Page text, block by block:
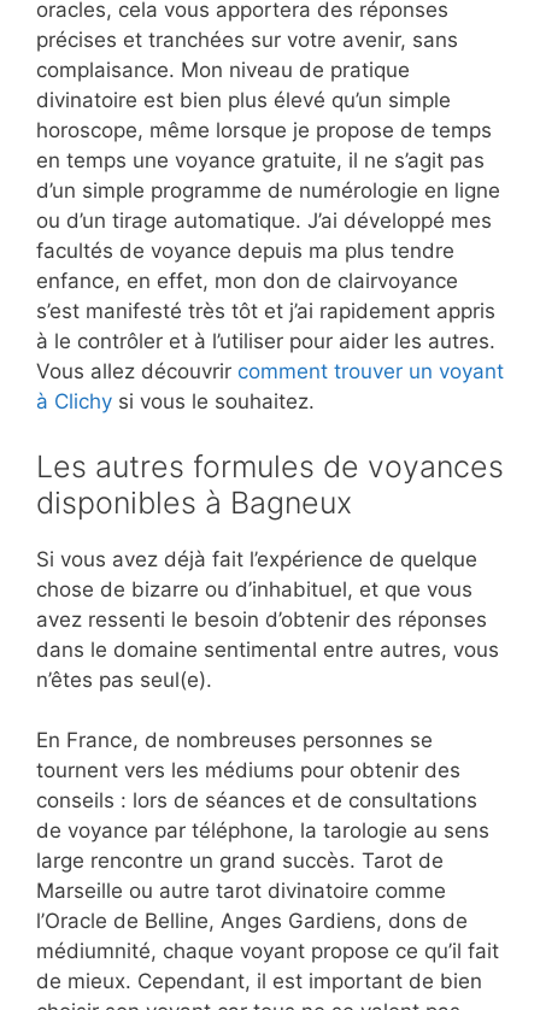
oracles, cela vous apportera des réponses
précises et tranchées sur votre avenir, sans
complaisance. Mon niveau de pratique
divinatoire est bien plus élevé qu’un simple
horoscope, même lorsque je propose de temps
en temps une voyance gratuite, il ne s’agit pas
d’un simple programme de numérologie en ligne
ou d’un tirage automatique. J’ai développé mes
facultés de voyance depuis ma plus tendre
enfance, en effet, mon don de clairvoyance
s’est manifesté très tôt et j’ai rapidement appris
à le contrôler et à l’utiliser pour aider les autres.
Vous allez découvrir comment trouver un voyant
à Clichy si vous le souhaitez.
Les autres formules de voyances
disponibles à Bagneux
Si vous avez déjà fait l’expérience de quelque
chose de bizarre ou d’inhabituel, et que vous
avez ressenti le besoin d’obtenir des réponses
dans le domaine sentimental entre autres, vous
n’êtes pas seul(e).
En France, de nombreuses personnes se
tournent vers les médiums pour obtenir des
conseils : lors de séances et de consultations
de voyance par téléphone, la tarologie au sens
large rencontre un grand succès. Tarot de
Marseille ou autre tarot divinatoire comme
l’Oracle de Belline, Anges Gardiens, dons de
médiumnité, chaque voyant propose ce qu’il fait
de mieux. Cependant, il est important de bien